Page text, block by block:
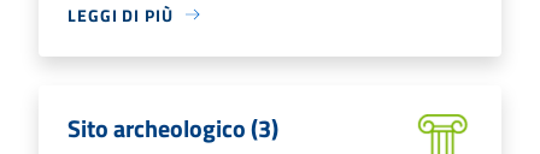
LEGGI DI PIÙ
Sito archeologico (3)